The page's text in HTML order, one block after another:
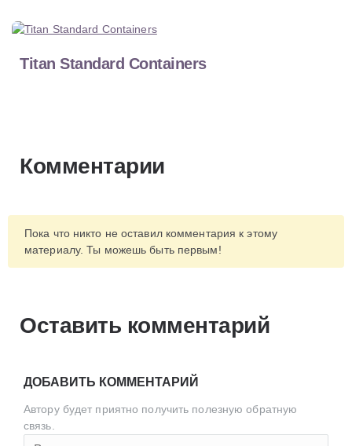
Titan Standard Containers
Комментарии
Пока что никто не оставил комментария к этому
материалу. Ты можешь быть первым!
Оставить комментарий
ДОБАВИТЬ КОММЕНТАРИЙ
Автору будет приятно получить полезную обратную
связь.